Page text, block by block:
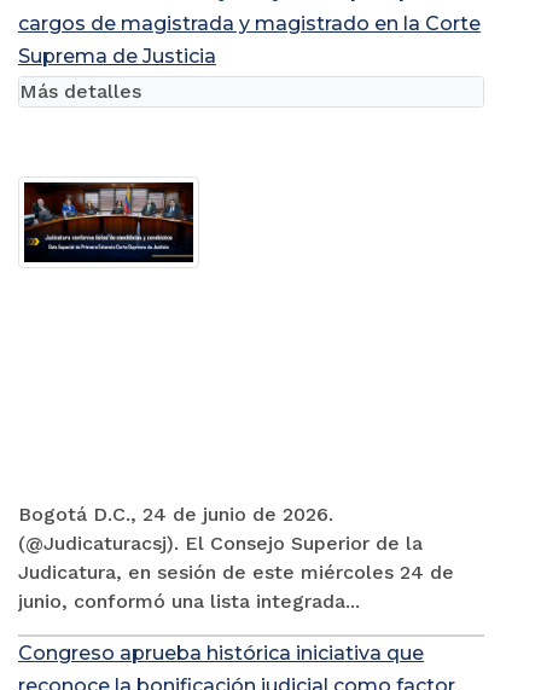
cargos de magistrada y magistrado en la Corte
Suprema de Justicia
Bogotá D.C., 24 de junio de 2026.
(@Judicaturacsj). El Consejo Superior de la
Judicatura, en sesión de este miércoles 24 de
junio, conformó una lista integrada...
Más detalles
Congreso aprueba histórica iniciativa que